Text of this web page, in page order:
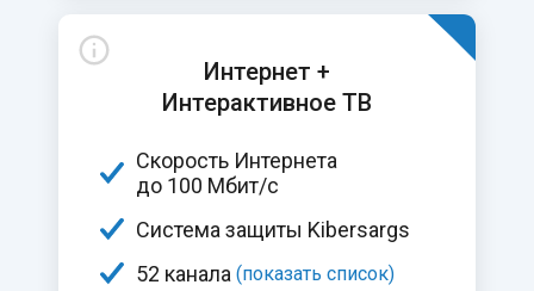
Интернет +
Интерактивное ТВ
Скорость Интернета
до 100 Мбит/c
Система защиты Kibersargs
52 канала (показать список)